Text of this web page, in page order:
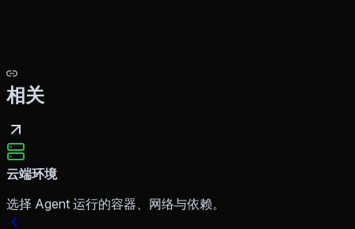
相关
云端环境
选择 Agent 运行的容器、网络与依赖。